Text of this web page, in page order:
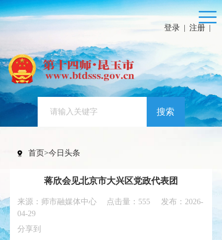
登录 | 注册 |
搜索
首页>今日头条
蒋欣会见北京市大兴区党政代表团
来源：师市融媒体中心 点击量： 555
发布：2026-
04-29
分享到